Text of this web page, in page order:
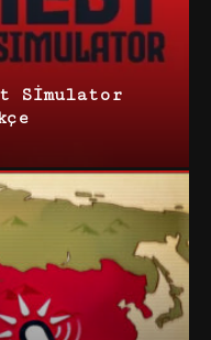
Simulator